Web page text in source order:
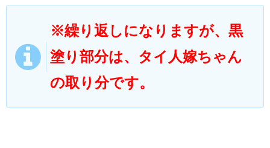
※繰り返しになりますが、黒
塗り部分は、タイ人嫁ちゃん
の取り分です。